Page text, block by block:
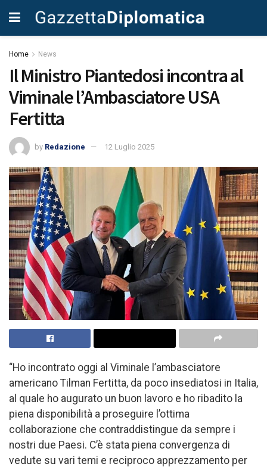
Home News
Il Ministro Piantedosi incontra al
Viminale l’Ambasciatore USA
Fertitta
by Redazione 12 Luglio 2025
“Ho incontrato oggi al Viminale l’ambasciatore
americano Tilman Fertitta, da poco insediatosi in Italia,
al quale ho augurato un buon lavoro e ho ribadito la
piena disponibilità a proseguire l’ottima
collaborazione che contraddistingue da sempre i
nostri due Paesi. C’è stata piena convergenza di
vedute su vari temi e reciproco apprezzamento per